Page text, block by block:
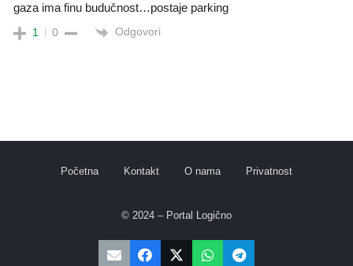
gaza ima finu budučnost…postaje parking
1 0 Odgovori
Početna Kontakt O nama Privatnost
© 2024 – Portal Logično